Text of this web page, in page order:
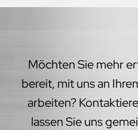
Möchten Sie mehr
bereit, mit uns an
arbeiten?
lassen Sie uns